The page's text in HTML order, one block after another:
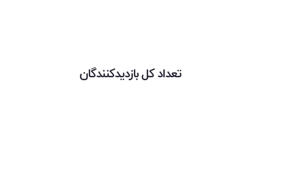
تعداد کل بازدیدکنندگان